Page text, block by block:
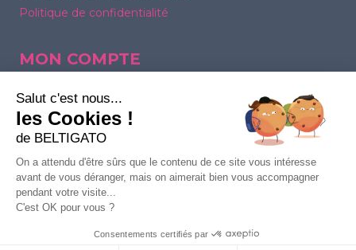
Politique de confidentialité
MON COMPTE
Mes adresses
Mes moyens de paiement
Salut c'est nous...
les Cookies !
de BELTIGATO
On a attendu d'être sûrs que le contenu de ce site vous intéresse
avant de vous déranger, mais on aimerait bien vous accompagner
pendant votre visite...
C'est OK pour vous ?
Consentements certifiés par